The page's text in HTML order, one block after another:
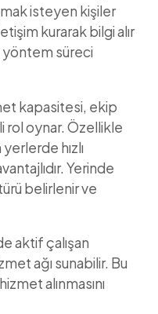
isteyen kişiler
kurarak bilgi alır
yöntem süreci
kapasitesi, ekip
rol oynar. Özellikle
hızlı
Yerinde
belirlenir ve
aktif çalışan
ağı sunabilir. Bu
alınmasını